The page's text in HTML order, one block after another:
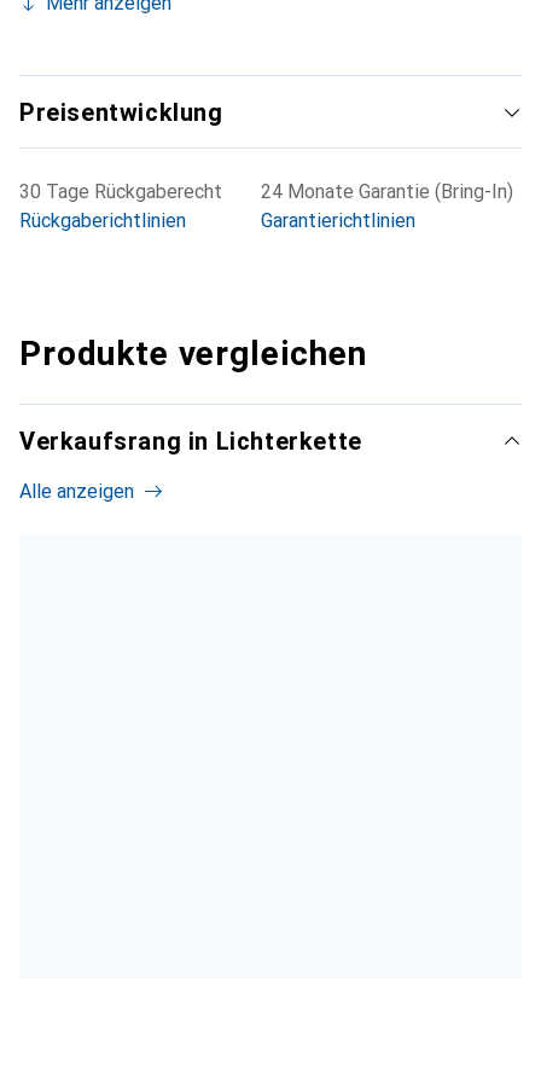
Preisentwicklung
30 Tage Rückgaberecht
Rückgaberichtlinien
24 Monate Garantie (Bring-In)
Garantierichtlinien
Produkte vergleichen
Verkaufsrang in Lichterkette
Alle anzeigen